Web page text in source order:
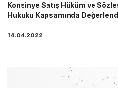
Konsinye Satış Hüküm ve
Hukuku Kapsamında
14.04.2022